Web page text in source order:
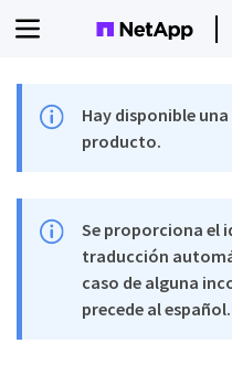
Hay disponible
producto.
Se proporciona el
traducción
caso de alguna
precede al español.